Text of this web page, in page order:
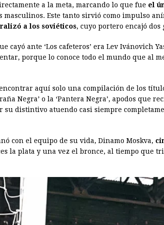
a la meta, marcando lo que fue el
masculinos. Este tanto sirvió como impulso
a los soviéticos, cuyo portero encajó dos
cayó ante ‘Los cafeteros’ era Lev Ivánovich
porque lo conoce todo el mundo que al
aquí solo una compilación de los
Negra’ o la ‘Pantera Negra’, apodos que
su distintivo atuendo casi siempre
con el equipo de su vida, Dinamo Moskva,
la plata y una vez el bronce, al tiempo que